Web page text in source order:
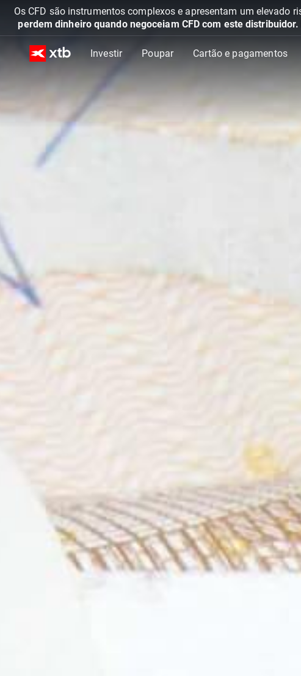
Os CFD são instrumentos complexos e apresentam um
perdem dinheiro quando negoceiam CFD com este distribuidor.
Investir Poupar Cartão e pagamentos